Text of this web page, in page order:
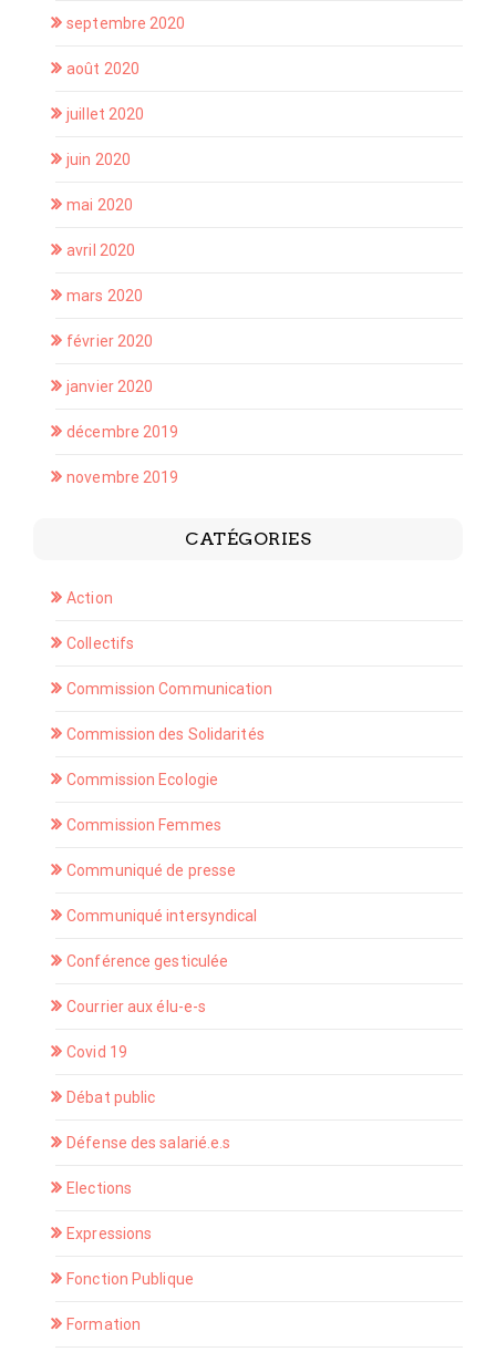
septembre 2020
août 2020
juillet 2020
juin 2020
mai 2020
avril 2020
mars 2020
février 2020
janvier 2020
décembre 2019
novembre 2019
CATÉGORIES
Action
Collectifs
Commission Communication
Commission des Solidarités
Commission Ecologie
Commission Femmes
Communiqué de presse
Communiqué intersyndical
Conférence gesticulée
Courrier aux élu-e-s
Covid 19
Débat public
Défense des salarié.e.s
Elections
Expressions
Fonction Publique
Formation